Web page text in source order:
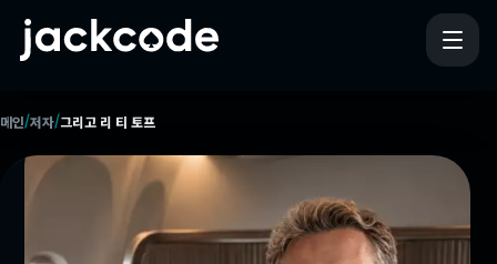
메인/저자/그리고 리 티 토프